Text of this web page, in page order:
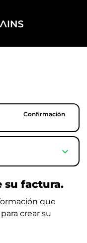
Confirmación
expand_more
su factura.
que
crear su